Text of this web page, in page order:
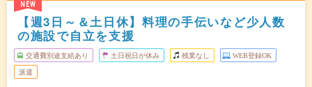
NEW
【週3日～＆土日休】料理の手伝いなど少人数
の施設で自立を支援
交通費別途支給あり 土日祝日が休み 残業なし WEB登録OK
派遣